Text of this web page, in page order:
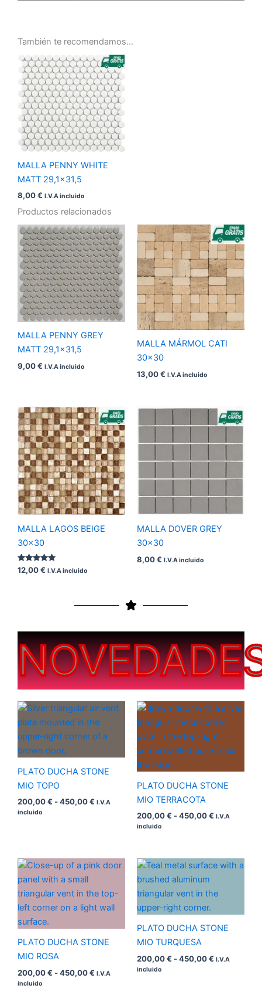
También te recomendamos…
MALLA PENNY WHITE
MATT 29,1×31,5
8,00€ I.V.A incluido
Productos relacionados
MALLA PENNY GREY
MATT 29,1×31,5
9,00€ I.V.A incluido
MALLA MÁRMOL CATI
30×30
13,00€ I.V.A incluido
MALLA LAGOS BEIGE
30×30
Valorado
con
12,00€ I.V.A incluido
MALLA DOVER GREY
30×30
8,00€ I.V.A incluido
PLATO DUCHA STONE
MIO TOPO
200,00€ -450,00€
Rango
precios:
desde
hasta
I.V.A
incluido
PLATO DUCHA STONE
MIO TERRACOTA
200,00€ -450,00€
Rango
precios:
desde
200,00 €
hasta
I.V.A
incluido
PLATO DUCHA STONE
MIO ROSA
200,00€ -450,00€
Rango
desde
200,00 €
hasta
I.V.A
incluido
PLATO DUCHA STONE
MIO TURQUESA
200,00€ -450,00€
Rango
desde
I.V.A
incluido